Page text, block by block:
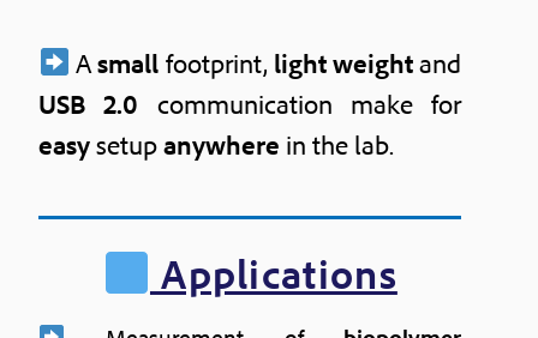
Asmall footprint, lightweightand
USB 2.0 communication make for
easysetupanywhere in the lab.
Applications